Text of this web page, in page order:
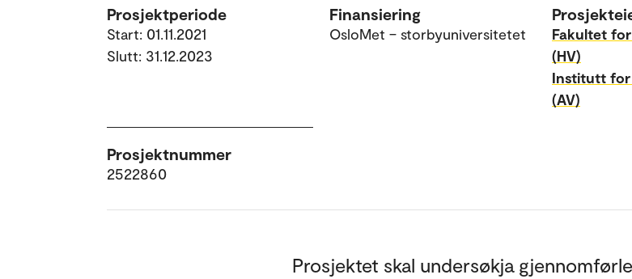
Prosjektperiode
Start: 01.11.2021
Slutt: 31.12.2023
Finansiering
OsloMet – storbyuniversitetet
Fakultet
(HV)
Institutt
(AV)
Prosjektnummer
2522860
Prosjektet skal undersøkja